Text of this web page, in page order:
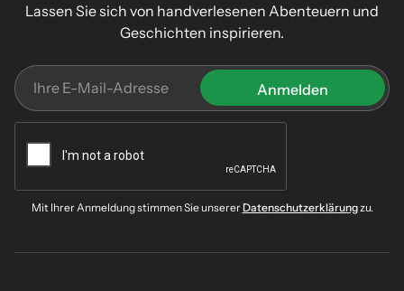
Lassen Sie sich von handverlesenen Abenteuern und
Geschichten inspirieren.
Mit Ihrer Anmeldung stimmen Sie unsererDatenschutzerklärungzu.